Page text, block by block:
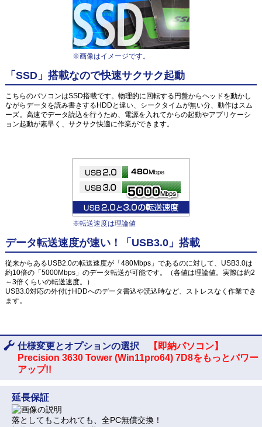
※画像はイメージです。
「SSD」搭載なので快速サクサク起動
こちらのパソコンはSSD搭載です。物理的に回転する円盤からヘッドを動かし
ながらデータを読み書きするHDDと違い、シークタイムが無い分、動作はスム
ーズ。高速でデータ読込を行うため、電源を入れてからの起動やアプリケーシ
ョン起動が素早く、サクサク快適に作業ができます。
※転送速度は理論値
データ転送速度が速い！「USB3.0」搭載
従来からあるUSB2.0の転送速度が「480Mbps」であるのに対して、USB3.0は
約10倍の「5000Mbps」のデータ転送が可能です。（各値は理論値。実際は約2
～3倍くらいの転送速度。）
USB3.0対応の外付けHDDへのデータ書込や読込時など、ストレスなく作業でき
ます。
仕様変更とオプションの選択
【即納パソコン】
Precision 3630 Tower (Win11pro64) 7D8をもっとパワー
アップ!!
延長保証
落としてもこわれても、全PC無償交換！